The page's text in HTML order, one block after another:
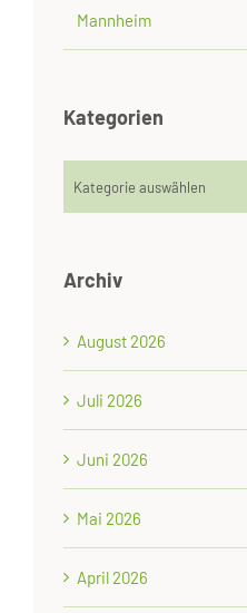
Mannheim
Kategorien
Kategorien
Archiv
August 2026
Juli 2026
Juni 2026
Mai 2026
April 2026